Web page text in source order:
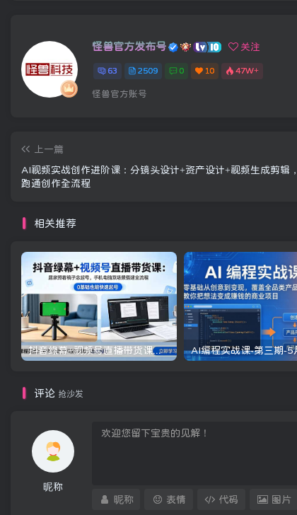
怪兽官方发布号 关注
63 2509 0 10 47W+
怪兽官方账号
上一篇
AI视频实战创作进阶课：分镜头设计+资产设计+视频生成剪辑
跑通创作全流程
相关推荐
抖音绿幕+视频号直播带货课：居家照着稿子念起号，手机电脑双场景搭建全流程
评论 抢沙发
昵称
昵称 表情 代码 图片